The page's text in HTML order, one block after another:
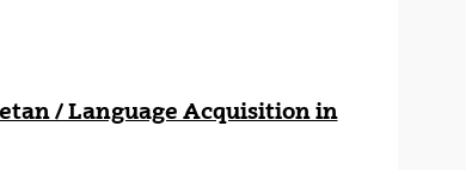
/ Language Acquisition in